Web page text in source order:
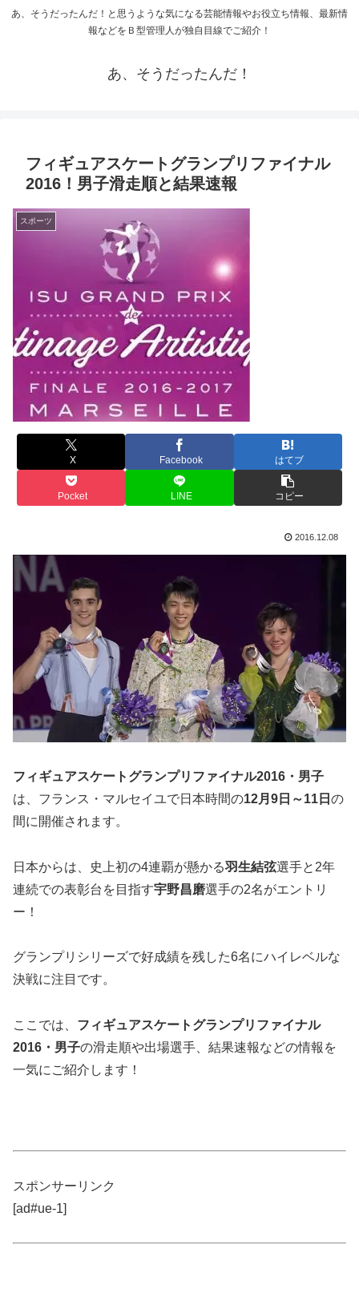
あ、そうだったんだ！と思うような気になる芸能情報やお役立ち情報、最新情
報などをＢ型管理人が独自目線でご紹介！
あ、そうだったんだ！
フィギュアスケートグランプリファイナル
2016！男子滑走順と結果速報
スポーツ
X Facebook はてブ
Pocket LINE コピー
2016.12.08
フィギュアスケートグランプリファイナル2016・男子
は、フランス・マルセイユで日本時間の12月9日～11日 の
間に開催されます。
日本からは、史上初の4連覇が懸かる羽生結弦選手と2年
連続での表彰台を目指す宇野昌磨選手の2名がエントリ
ー！
グランプリシリーズで好成績を残した6名にハイレベルな
決戦に注目です。
ここでは、 フィギュアスケートグランプリファイナル
2016・男子の滑走順や出場選手、結果速報などの情報を
一気にご紹介します！
スポンサーリンク
[ad#ue-1]